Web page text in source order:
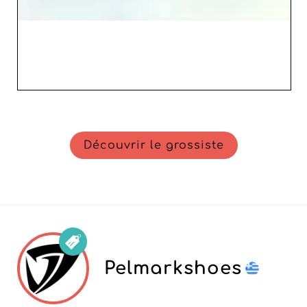
Découvrir le grossiste
Pelmarkshoes